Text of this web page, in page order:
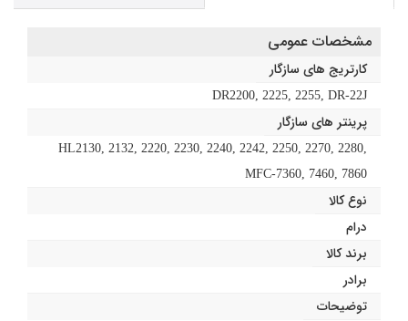
مشخصات عمومی
کارتریج های سازگار
DR2200, 2225, 2255, DR-22J
پرینتر های سازگار
HL2130, 2132, 2220, 2230, 2240, 2242, 2250, 2270, 2280,
MFC-7360, 7460, 7860
نوع کالا
درام
برند کالا
برادر
توضیحات